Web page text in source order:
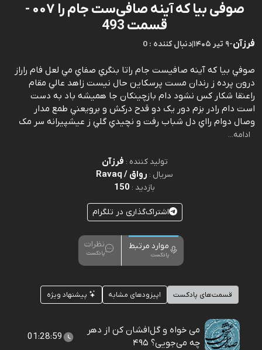
صوفی بیا که آینه صافی‌ست جام را ۰۰۷ -
قسمت 493
فرزآن-۹ تیر ۱۴۰۵ |0 : دنبال کننده
صوفي بيا که آينه صافيست جام راتا بنگري صفاي مي لعل فام راراز
درون پرده ز رندان مست پرسکاين حال نيست زاهد عالي مقام
راعنقا شکار کس نشود دام بازچينکان جا هميشه باد به دست
است دام رادر بزم دور يک دو قدح درکش و برويعني طمع مدار
وصال دوام رااي دل شباب رفت و نچيدي گلي ز عيشپيرانه سر مک
ادامه...
تولید کننده : فرزآن
سریال : رواق / Ravaq
بازدید : 150
اشتراک‌گذاری در تلگرام
موارد مرتبط
پادکست
نظرات
پادکست
قسمت‌های پادکست اپیزودهای مشابه پیشنهاد ویژه
می خواه و گل‌افشان کن از دهر
چه می‌جویی؟ ۴۹۵
01:28:59